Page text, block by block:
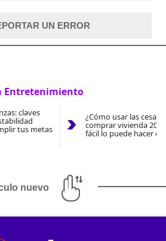
UN ERROR
Entretenimiento
claves
tus metas
¿Cómo usar las
comprar vivienda
fácil lo puede hacer
nuevo